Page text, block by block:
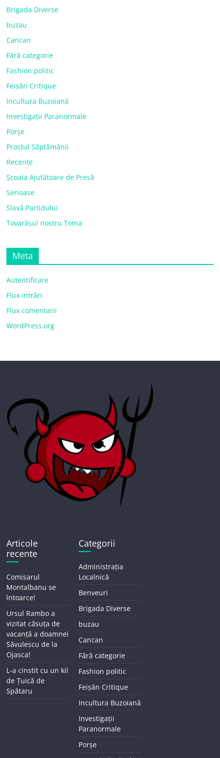
Brigada Diverse
buzau
Cancan
Fără categorie
Fashion politic
Feișăn Critique
Incultura Buzoiană
Investigații Paranormale
Porșe
Prostul Săptămânii
Recente
Școala Ajutătoare de Presă
Serioase
Slavă Partidului
Tovarășul nostru Toma
Meta
Autentificare
Flux intrări
Flux comentarii
WordPress.org
Articole
recente
Comisarul
Montalbanu se
întoarce!
Ursul Rambo a
vizitat căsuța de
vacanță a doamnei
Săvulescu de la
Ojasca!
L-a cinstit cu un kil
de Țuică de
Spătaru
Categorii
Administrația
Localnică
Benveuri
Brigada Diverse
buzau
Cancan
Fără categorie
Fashion politic
Feișăn Critique
Incultura Buzoiană
Investigații
Paranormale
Porșe